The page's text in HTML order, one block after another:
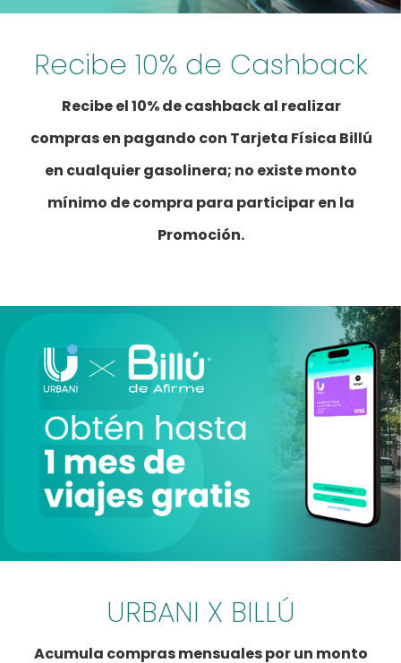
Recibe 10% de Cashback
Recibe el 10% de cashback al realizar
compras en pagando con Tarjeta Física Billú
en cualquier gasolinera; no existe monto
mínimo de compra para participar en la
Promoción.
URBANI X BILLÚ
Acumula compras mensuales por un monto